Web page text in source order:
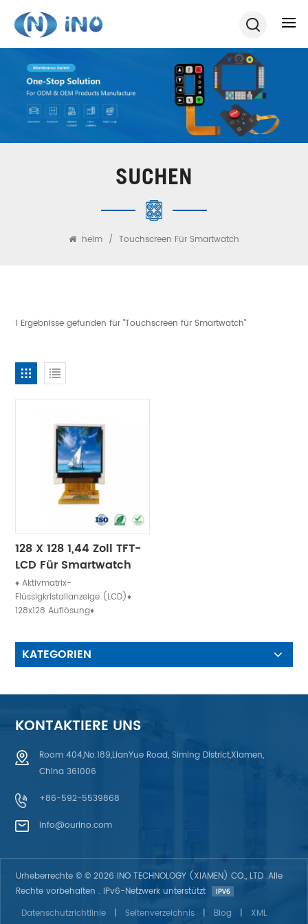
SUCHEN
heim / Touchscreen Für Smartwatch
1 Ergebnisse gefunden für "Touchscreen für Smartwatch"
128 X 128 1,44 Zoll TFT-
LCD Für Smartwatch
♦ Aktivmatrix-
Flüssigkristallanzeige (LCD)♦
128x128 Auflösung♦
Schnittstelle: CPU 8 Bit/SPI 4
W/SPI 3 W♦TFT-LCD-Panel,
Hintergrundbeleuchtung
KATEGORIEN
KONTAKTIERE UNS
Room 404,No.189,LianYue Road, Siming District,Xiamen,
China 361006
+86-592-5539868
info@ourino.com
Urheberrechte © © 2026 INO TECHNOLOGY (XIAMEN) CO., LTD .Alle
Rechte vorbehalten . IPv6-Netzwerk unterstützt
Datenschutzrichtlinie
| Seitenverzeichnis | Blog | XML